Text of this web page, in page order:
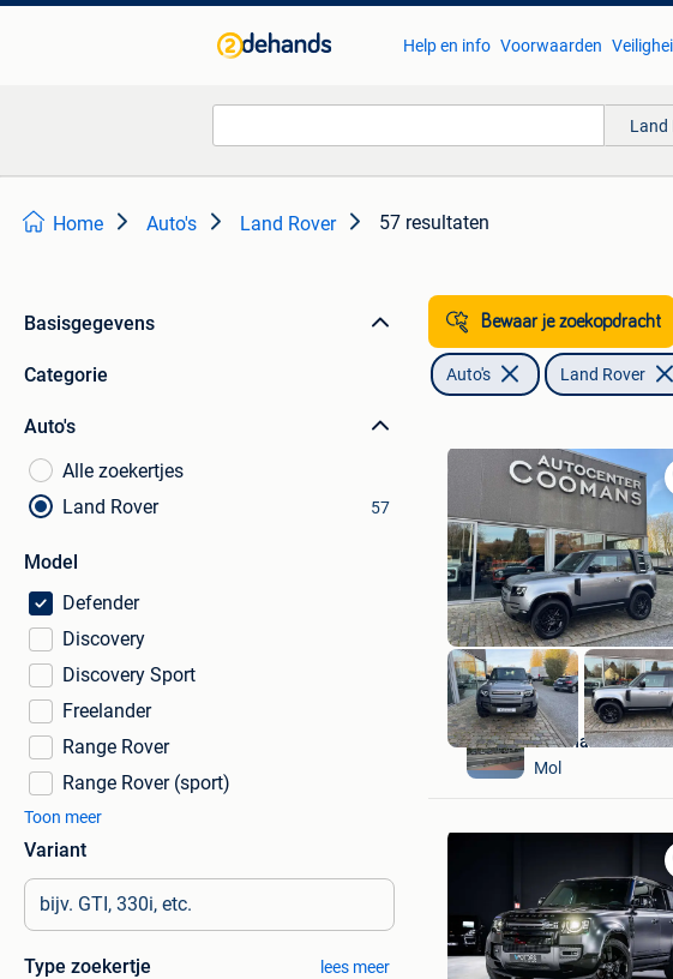
Help en info Voorwaarden
Land
Home Auto's Land Rover 57 resultaten
Basisgegevens
Categorie
Auto's
Alle zoekertjes
Land Rover
57
Model
Defender
Discovery
Discovery Sport
Freelander
Range Rover
Range Rover (sport)
Toon meer
Variant
Type zoekertje lees meer
Bewaar je zoekopdracht
Auto's Land Rover
in
Autohandel
Mol
in